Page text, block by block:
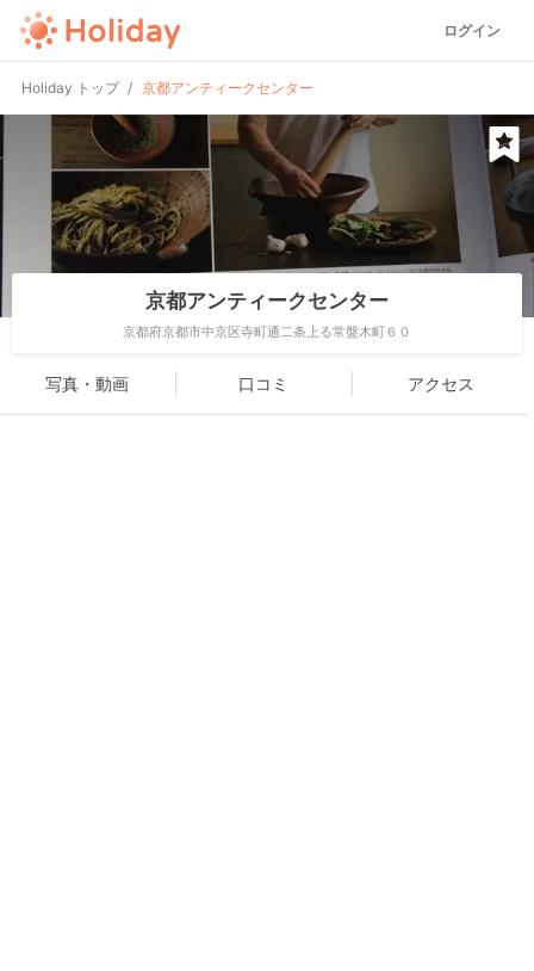
ログイン
Holiday トップ 京都アンティークセンター
京都アンティークセンター
京都府京都市中京区寺町通二条上る常盤木町６０
写真・動画 口コミ アクセス